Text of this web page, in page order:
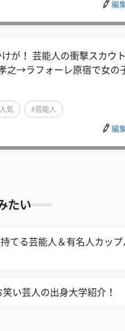
編
が！ 芸能人の衝撃スカウ
之→ラフォーレ原宿で女の
気 #芸能人
編
たい
てる芸能人＆有名人カップ
い芸人の出身大学紹介！